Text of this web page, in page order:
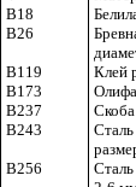
В18
В26
В119 Клей
В173
Олифа
В237
В243
В256